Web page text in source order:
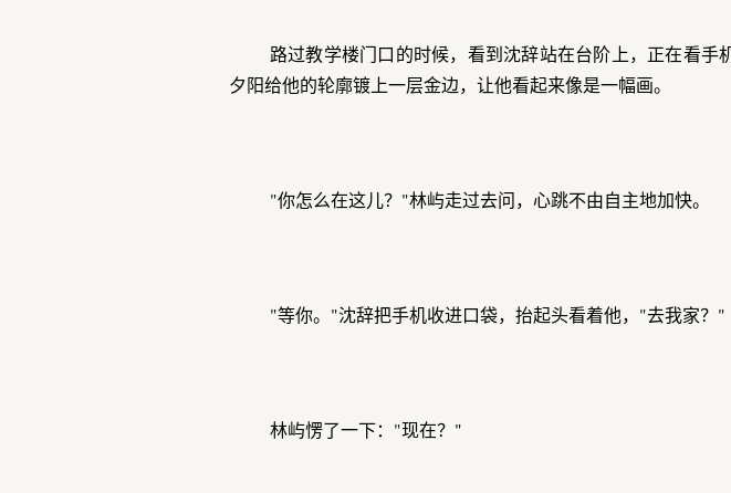
路过教学楼门口的时候，看到沈辞站在台阶上，正在看手
夕阳给他的轮廓镀上一层金边，让他看起来像是一幅画。
"你怎么在这儿？"林屿走过去问，心跳不由自主地加快。
"等你。"沈辞把手机收进口袋，抬起头看着他，"去我家？"
林屿愣了一下："现在？"